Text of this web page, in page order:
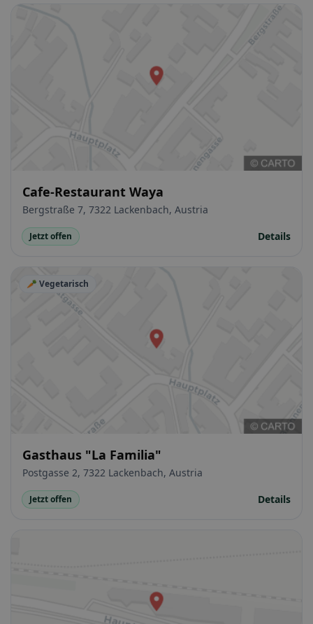
Cafe-Restaurant Waya
Bergstraße 7, 7322 Lackenbach, Austria
Jetzt offen Details
🥕 Vegetarisch
Gasthaus "La Familia"
Postgasse 2, 7322 Lackenbach, Austria
Jetzt offen Details